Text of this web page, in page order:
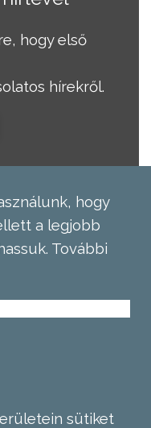
hogy első
hírekről.
hogy
a legjobb
További
sütiket